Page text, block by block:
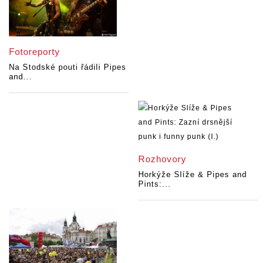
Fotoreporty
Na Stodské pouti řádili Pipes
and...
Rozhovory
Horkýže Slíže & Pipes and
Pints:...